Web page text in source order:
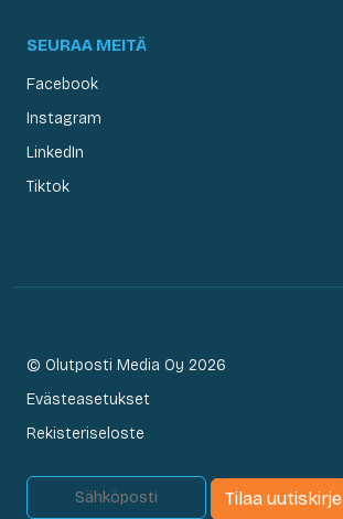
SEURAA MEITÄ
Facebook
Instagram
LinkedIn
Tiktok
© Olutposti Media Oy 2026
Evästeasetukset
Rekisteriseloste
Tilaa uutiskirje